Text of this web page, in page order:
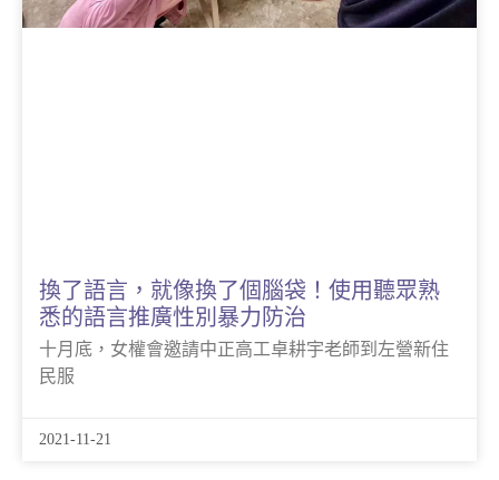
換了語言，就像換了個腦袋！使用聽眾熟
悉的語言推廣性別暴力防治
十月底，女權會邀請中正高工卓耕宇老師到左營新住
民服
2021-11-21